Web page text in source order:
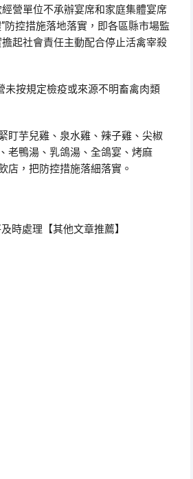
營單位不承辦宴席和家庭集體宴席
防控措施落地落實，即各區縣市場監
起社會責任主動配合停止活禽宰殺
按規定檢疫或來源不明畜禽肉類
芋兒雞、泉水雞、辣子雞、尖椒
老鴨湯、乳鴿湯、全鴿宴、烤麻
店，把防控措施落細落實。
時處理【其他文章推薦】